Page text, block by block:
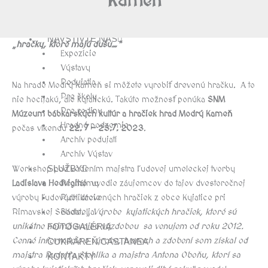
História múzea bábkarských kultúr a
NAVŠTÍVTE NÁS
Expozície
Výstavy
Podujatia
Pre školy
Pre rodiny
Hradné podzemie
Archív podujatí
Archív Výstav
SLUŽBY
Prenájmy
Publikácie
Bádatelia
FOTOGALÉRIA
CUKRÁREŇ CASTANEA
KONTAKTY
„hračky, ktoré majú dušu…“
Na hrade Modrý Kameň si môžete vyrobiť drevenú hračku. A to
nie hocijakú, ale kyjatickú. Takúto možnosť ponúka SNM
Múzeum bábkarských kultúr a hračiek hrad Modrý Kameň
počas víkendu22. 7 – 23.7. 2023.
Workshop pod vedením majstra ľudovej umeleckej tvorby
Ladislava Hedvigihouvedie záujemcov do tajov dvestoročnej
výroby ľudových drevených hračiek z obce Kyjatice pri
Rimavskej Sobote.„ Výrobe kyjatických hračiek, ktoré sú
unikátne najmä svojou výzdobou sa venujem od roku 2012.
Cenné informácie o výrobe, tvaroch a zdobení som získal od
majstra Rudolfa Stehlíka a majstra Antona Oboňu, ktorí sa